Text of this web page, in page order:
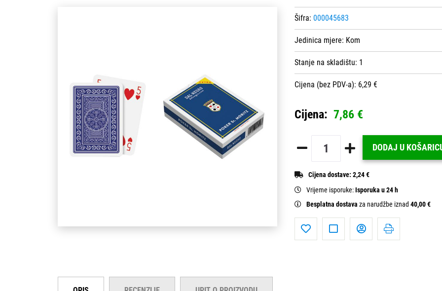
Šifra: 000045683
Jedinica mjere: Kom
Stanje na skladištu: 1
Cijena (bez PDV-a): 6,29 €
Cijena: 7,86 €
DODAJ U
Cijena dostave: 2,24 €
Vrijeme isporuke:Isporuka u 24 h
Besplatna dostava za narudžbe iznad 40,00 €